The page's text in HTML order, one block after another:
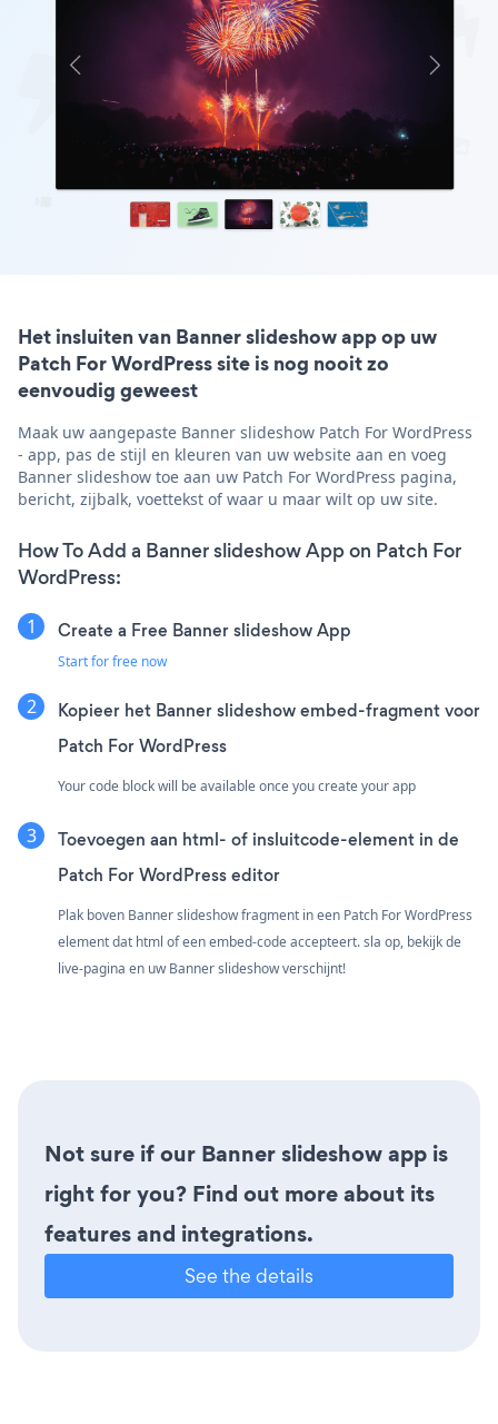
Het insluiten van Banner slideshow app op uw
Patch For WordPress site is nog nooit zo
eenvoudig geweest
Maak uw aangepaste Banner slideshow Patch For WordPress
- app, pas de stijl en kleuren van uw website aan en voeg
Banner slideshow toe aan uw Patch For WordPress pagina,
bericht, zijbalk, voettekst of waar u maar wilt op uw site.
How To Add a Banner slideshow App on Patch For
WordPress:
Create a Free Banner slideshow App
Start for free now
Kopieer het Banner slideshow embed-fragment voor
Patch For WordPress
Your code block will be available once you create your app
Toevoegen aan html- of insluitcode-element in de
Patch For WordPress editor
Plak boven Banner slideshow fragment in een Patch For WordPress
element dat html of een embed-code accepteert. sla op, bekijk de
live-pagina en uw Banner slideshow verschijnt!
Not sure if our Banner slideshow app is
right for you? Find out more about its
features and integrations.
See the details